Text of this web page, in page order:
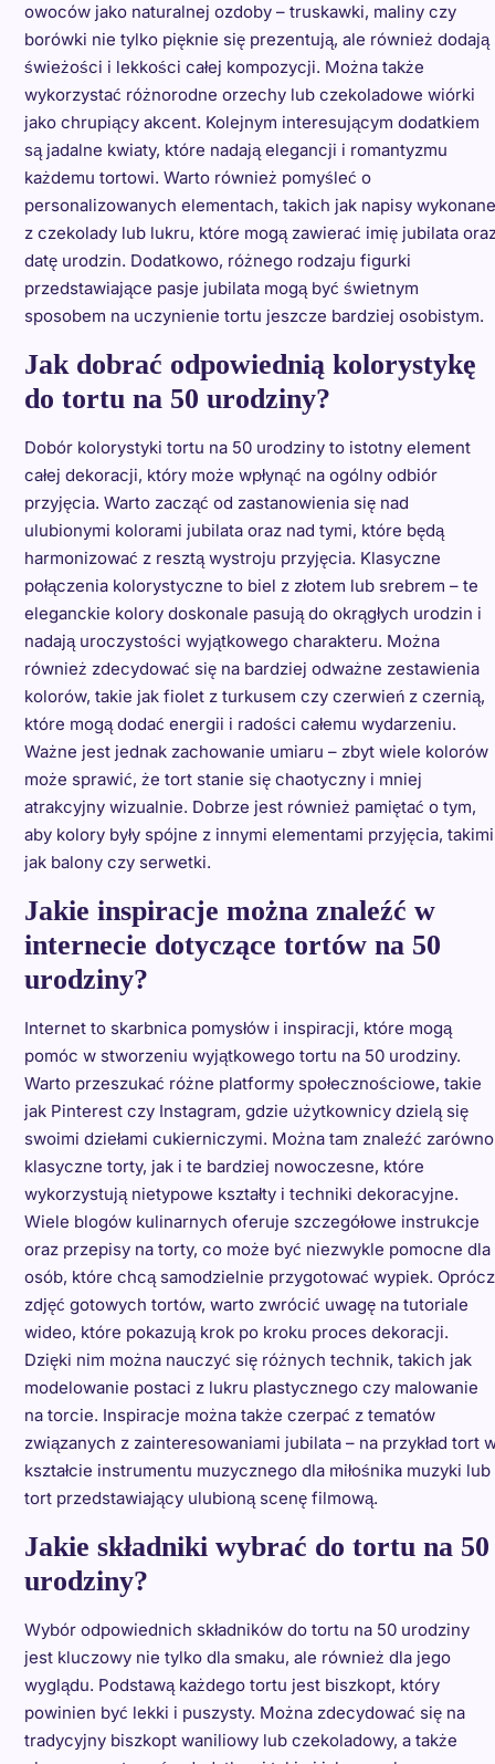
owoców jako naturalnej ozdoby – truskawki, maliny czy
borówki nie tylko pięknie się prezentują, ale również dodają
świeżości i lekkości całej kompozycji. Można także
wykorzystać różnorodne orzechy lub czekoladowe wiórki
jako chrupiący akcent. Kolejnym interesującym dodatkiem
są jadalne kwiaty, które nadają elegancji i romantyzmu
każdemu tortowi. Warto również pomyśleć o
personalizowanych elementach, takich jak napisy wykonane
z czekolady lub lukru, które mogą zawierać imię jubilata
datę urodzin. Dodatkowo, różnego rodzaju figurki
przedstawiające pasje jubilata mogą być świetnym
sposobem na uczynienie tortu jeszcze bardziej osobistym.
Jak dobrać odpowiednią kolorystykę
do tortu na 50 urodziny?
Dobór kolorystyki tortu na 50 urodziny to istotny element
całej dekoracji, który może wpłynąć na ogólny odbiór
przyjęcia. Warto zacząć od zastanowienia się nad
ulubionymi kolorami jubilata oraz nad tymi, które będą
harmonizować z resztą wystroju przyjęcia. Klasyczne
połączenia kolorystyczne to biel z złotem lub srebrem – te
eleganckie kolory doskonale pasują do okrągłych urodzin i
nadają uroczystości wyjątkowego charakteru. Można
również zdecydować się na bardziej odważne zestawienia
kolorów, takie jak fiolet z turkusem czy czerwień z czernią,
które mogą dodać energii i radości całemu wydarzeniu.
Ważne jest jednak zachowanie umiaru – zbyt wiele kolorów
może sprawić, że tort stanie się chaotyczny i mniej
atrakcyjny wizualnie. Dobrze jest również pamiętać o tym,
aby kolory były spójne z innymi elementami przyjęcia, takimi
jak balony czy serwetki.
Jakie inspiracje można znaleźć w
internecie dotyczące tortów na 50
urodziny?
Internet to skarbnica pomysłów i inspiracji, które mogą
pomóc w stworzeniu wyjątkowego tortu na 50 urodziny.
Warto przeszukać różne platformy społecznościowe, takie
jak Pinterest czy Instagram, gdzie użytkownicy dzielą się
swoimi dziełami cukierniczymi. Można tam znaleźć zarówno
klasyczne torty, jak i te bardziej nowoczesne, które
wykorzystują nietypowe kształty i techniki dekoracyjne.
Wiele blogów kulinarnych oferuje szczegółowe instrukcje
oraz przepisy na torty, co może być niezwykle pomocne dla
osób, które chcą samodzielnie przygotować wypiek. Oprócz
zdjęć gotowych tortów, warto zwrócić uwagę na tutoriale
wideo, które pokazują krok po kroku proces dekoracji.
Dzięki nim można nauczyć się różnych technik, takich jak
modelowanie postaci z lukru plastycznego czy malowanie
na torcie. Inspiracje można także czerpać z tematów
związanych z zainteresowaniami jubilata – na przykład tort
kształcie instrumentu muzycznego dla miłośnika muzyki lub
tort przedstawiający ulubioną scenę filmową.
Jakie składniki wybrać do tortu na 50
urodziny?
Wybór odpowiednich składników do tortu na 50 urodziny
jest kluczowy nie tylko dla smaku, ale również dla jego
wyglądu. Podstawą każdego tortu jest biszkopt, który
powinien być lekki i puszysty. Można zdecydować się na
tradycyjny biszkopt waniliowy lub czekoladowy, a także